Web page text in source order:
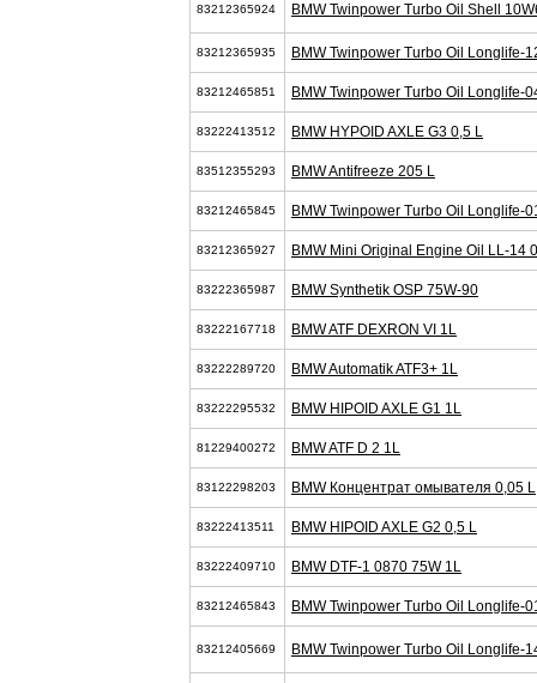
83212365924 BMW Twinpower Turbo Oil Shell
83212365935 BMW Twinpower Turbo Oil Longlife-
83212465851 BMW Twinpower Turbo Oil Longlife-
83222413512 BMW HYPOID AXLE G3 0,5 L
83512355293 BMW Antifreeze 205 L
83212465845 BMW Twinpower Turbo Oil Longlife-
83212365927 BMW Mini Original Engine Oil LL-14
83222365987 BMW Synthetik OSP 75W-90
83222167718 BMW ATF DEXRON VI 1L
83222289720 BMW Automatik ATF3+ 1L
83222295532 BMW HIPOID AXLE G1 1L
81229400272 BMW ATF D 2 1L
83122298203 BMW Концентрат омывателя 0,05 L
83222413511 BMW HIPOID AXLE G2 0,5 L
83222409710 BMW DTF-1 0870 75W 1L
83212465843 BMW Twinpower Turbo Oil Longlife-
83212405669 BMW Twinpower Turbo Oil Longlife-